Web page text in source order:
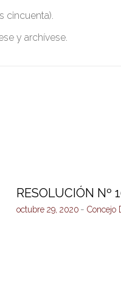
cincuenta).
y archívese.
RESOLUCIÓN Nº
octubre 29, 2020 Concejo